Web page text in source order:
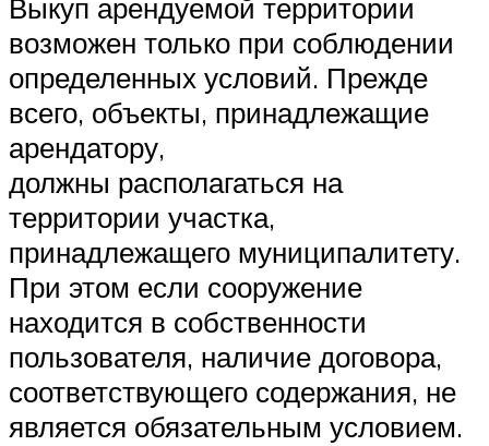
Выкуп арендуемой территории
возможен только при соблюдении
определенных условий. Прежде
всего, объекты, принадлежащие
арендатору,
должны располагаться на
территории участка,
принадлежащего муниципалитету.
При этом если сооружение
находится в собственности
пользователя, наличие договора,
соответствующего содержания, не
является обязательным условием.